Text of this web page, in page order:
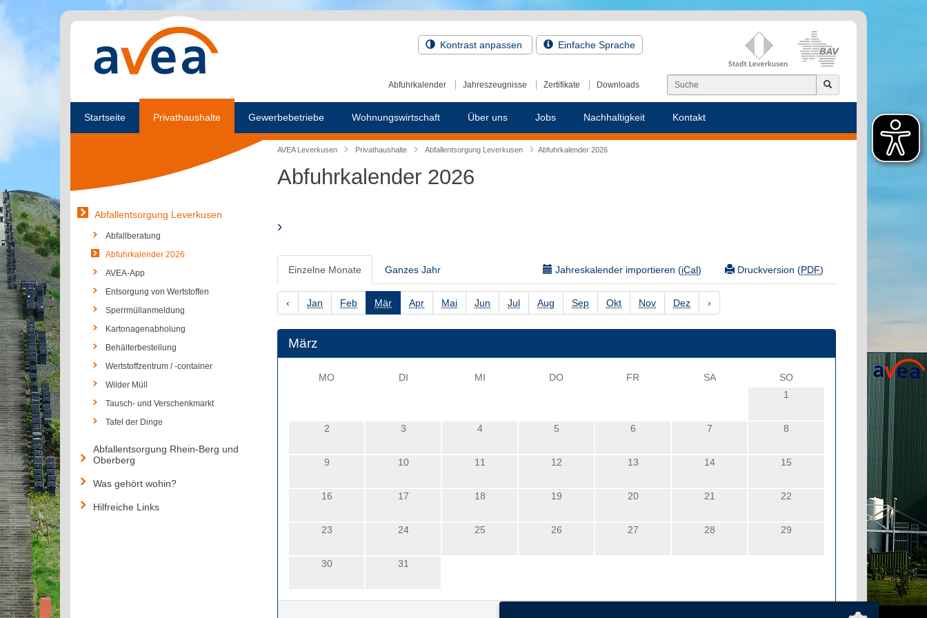
Kontrast anpassen Einfache Sprache
Abfuhrkalender Jahreszeugnisse Zertifikate Downloads
Startseite Privathaushalte Gewerbebetriebe Wohnungswirtschaft Über uns Jobs Nachhaltigkeit Kontakt
AVEA Leverkusen Privathaushalte Abfallentsorgung Leverkusen Abfuhrkalender 2026
Abfuhrkalender 2026
›
Einzelne Monate Ganzes Jahr Druckversion (PDF)
Jahreskalender importieren (iCal)
‹ Jan Feb Mär Apr Mai Jun Jul Aug Sep Okt Nov Dez ›
März
MO DI MI DO FR SA
SO
1
2 3 4 5 6 7 8
9 10 11 12 13 14 15
16 17 18 19 20 21 22
23 24 25 26 27 28 29
30 31
Abfallentsorgung Leverkusen
Abfallberatung
Abfuhrkalender 2026
AVEA-App
Entsorgung von Wertstoffen
Sperrmüllanmeldung
Kartonagenabholung
Behälterbestellung
Wertstoffzentrum / -container
Wilder Müll
Tausch- und Verschenkmarkt
Tafel der Dinge
Abfallentsorgung Rhein-Berg und
Oberberg
Was gehört wohin?
Hilfreiche Links